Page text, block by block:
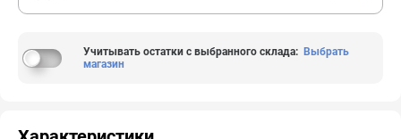
Учитывать остатки с выбранного склада: Выбрать
магазин